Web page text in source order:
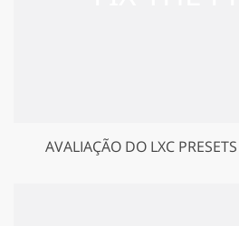
AVALIAÇÃO DO LXC